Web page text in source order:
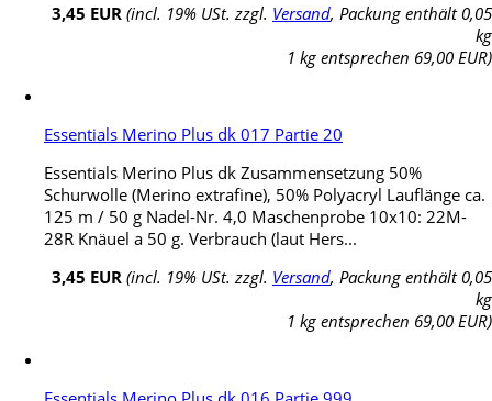
3,45 EUR (incl. 19% USt. zzgl. Versand, Packung enthält 0,05
kg
1 kg entsprechen 69,00 EUR)
Essentials Merino Plus dk 017 Partie 20
Essentials Merino Plus dk Zusammensetzung 50%
Schurwolle (Merino extrafine), 50% Polyacryl Lauflänge ca.
125 m / 50 g Nadel-Nr. 4,0 Maschenprobe 10x10: 22M-
28R Knäuel a 50 g. Verbrauch (laut Hers...
3,45 EUR (incl. 19% USt. zzgl. Versand, Packung enthält 0,05
kg
1 kg entsprechen 69,00 EUR)